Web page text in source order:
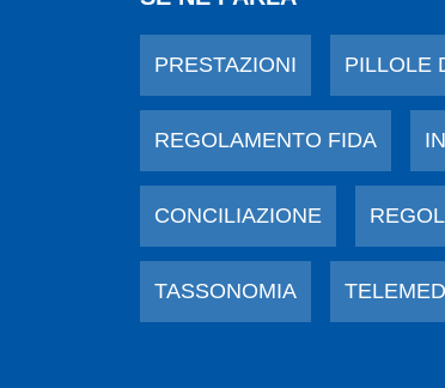
PRESTAZIONI PILLOLE
REGOLAMENTO FIDA
CONCILIAZIONE
TASSONOMIA